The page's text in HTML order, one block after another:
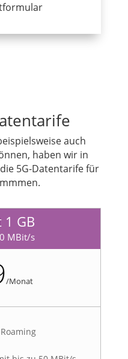
auch
haben wir in
5G-Datentarife für
GB
MBit/s
/Monat